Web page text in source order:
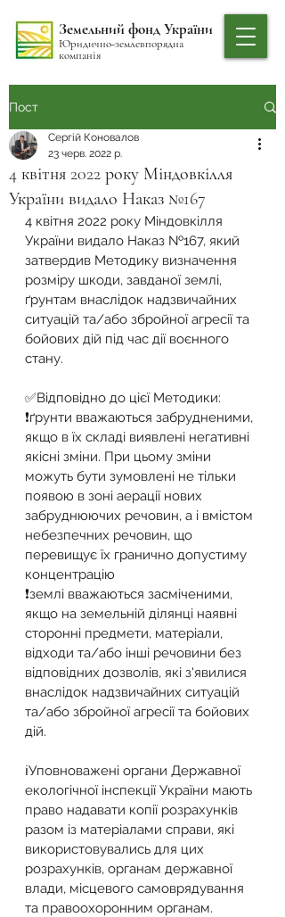
Земельний фонд України
Юридично-землевпорядна
компанія
Пост
4 квітня 2022 року Міндовкілля
України видало Наказ №167
Сергій Коновалов
23 черв. 2022 р.
4 квітня 2022 року Міндовкілля
України видало Наказ №167, який
затвердив Методику визначення
розміру шкоди, завданої землі,
ґрунтам внаслідок надзвичайних
ситуацій та/або збройної агресії та
бойових дій під час дії воєнного
стану.
✅Відповідно до цієї Методики:
❗ґрунти вважаються забрудненими,
якщо в їх складі виявлені негативні
якісні зміни. При цьому зміни
можуть бути зумовлені не тільки
появою в зоні аерації нових
забруднюючих речовин, а і вмістом
небезпечних речовин, що
перевищує їх гранично допустиму
концентрацію
❗землі вважаються засміченими,
якщо на земельній ділянці наявні
сторонні предмети, матеріали,
відходи та/або інші речовини без
відповідних дозволів, які з'явилися
внаслідок надзвичайних ситуацій
та/або збройної агресії та бойових
дій.
ℹУповноважені органи Державної
екологічної інспекції України мають
право надавати копії розрахунків
разом із матеріалами справи, які
використовувались для цих
розрахунків, органам державної
влади, місцевого самоврядування
та правоохоронним органам.